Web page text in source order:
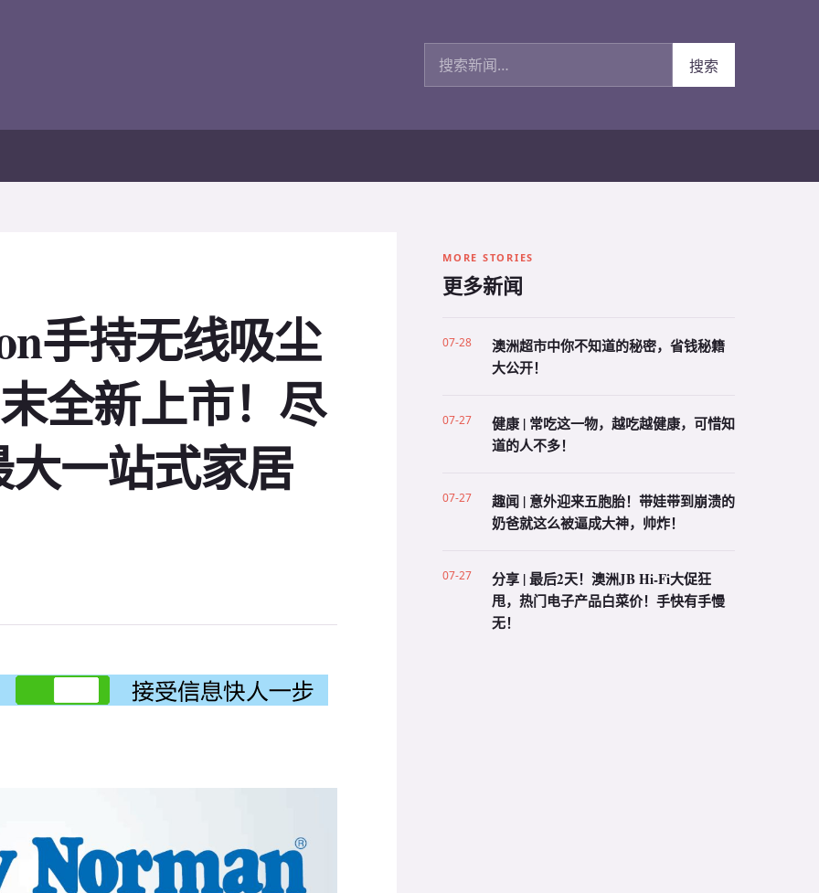
搜索新闻
搜索
手持无线吸尘
全新上市！尽
一站式家居
MORE STORIES
更多新闻
07-28
澳洲超市中你不知道的秘密，省钱秘籍
大公开！
07-27
健康 | 常吃这一物，越吃越健康，可惜知
道的人不多！
07-27
趣闻 | 意外迎来五胞胎！带娃带到崩溃的
奶爸就这么被逼成大神，帅炸！
07-27
分享 | 最后2天！澳洲JB Hi-Fi大促狂
甩，热门电子产品白菜价！手快有手慢
无！